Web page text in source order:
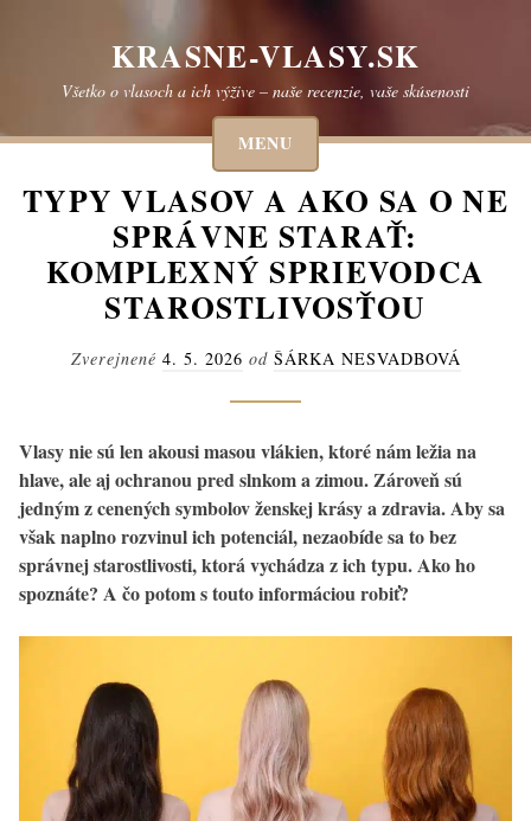
KRASNE-VLASY.SK
Všetko o vlasoch a ich výžive – naše recenzie, vaše skúsenosti
MENU
TYPY VLASOV A AKO SA O NE
SPRÁVNE STARAŤ:
KOMPLEXNÝ SPRIEVODCA
STAROSTLIVOSŤOU
Zverejnené 4. 5. 2026 od ŠÁRKA NESVADBOVÁ
Vlasy nie sú len akousi masou vlákien, ktoré nám ležia na
hlave, ale aj ochranou pred slnkom a zimou. Zároveň sú
jedným z cenených symbolov ženskej krásy a zdravia. Aby sa
však naplno rozvinul ich potenciál, nezaobíde sa to bez
správnej starostlivosti, ktorá vychádza z ich typu. Ako ho
spoznáte? A čo potom s touto informáciou robiť?